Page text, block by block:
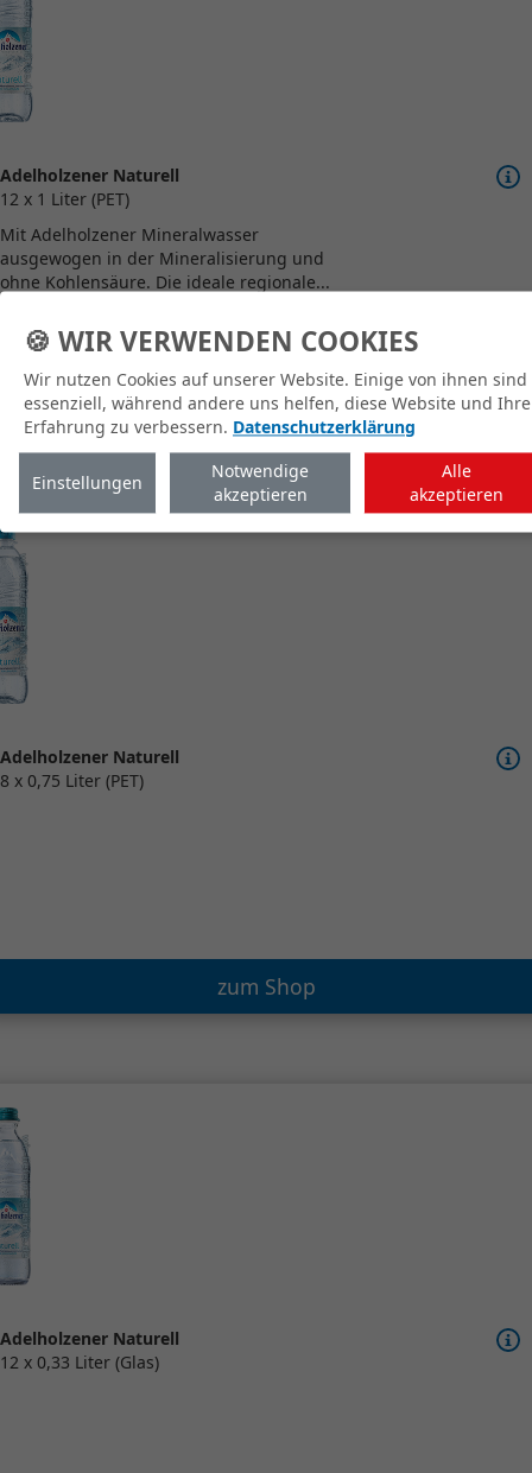
Adelholzener Naturell
12 x 1 Liter (PET)
Mit Adelholzener Mineralwasser
ausgewogen in der Mineralisierung und
ohne Kohlensäure. Die ideale regionale...
zum Shop
Adelholzener Naturell
8 x 0,75 Liter (PET)
zum Shop
Adelholzener Naturell
12 x 0,33 Liter (Glas)
🍪 WIR VERWENDEN COOKIES
Wir nutzen Cookies auf unserer Website. Einige von ihnen sind
essenziell, während andere uns helfen, diese Website und Ihre
Erfahrung zu verbessern. Datenschutzerklärung
Einstellungen
Notwendige
akzeptieren
Alle
akzeptieren